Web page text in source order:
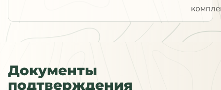
Документы
подтверждения